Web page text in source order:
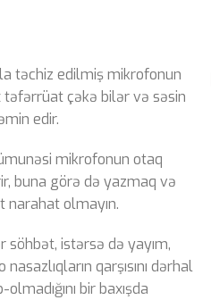
təchiz edilmiş mikrofonun
təfərrüat çəkə bilər və səsin
edir.
mikrofonun otaq
buna görə də yazmaq və
olmayın.
söhbət, istərsə də yayım,
qarşısını dərhal
bir baxışda